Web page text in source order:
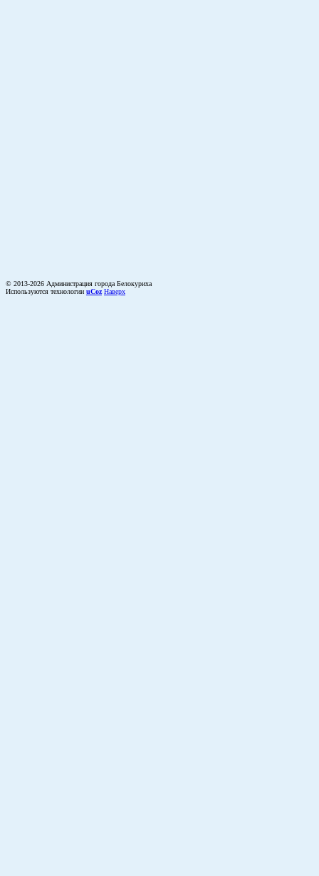
© 2013-2026 Администрация города Белокуриха
Используются технологии uCoz Наверх